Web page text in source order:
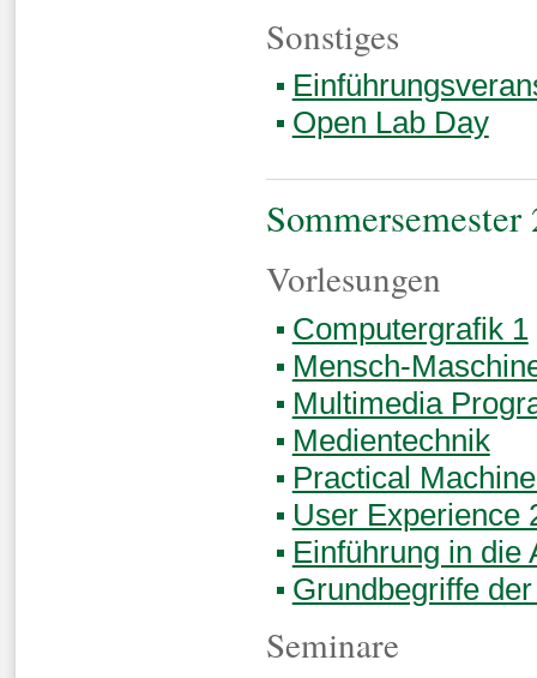
Sonstiges
Open Lab Day
Sommersemester
Vorlesungen
Computergrafik 1
Mensch-
Multimedia
Medientechnik
Practical
User Experience
Einführung in die
Grundbegriffe
Seminare